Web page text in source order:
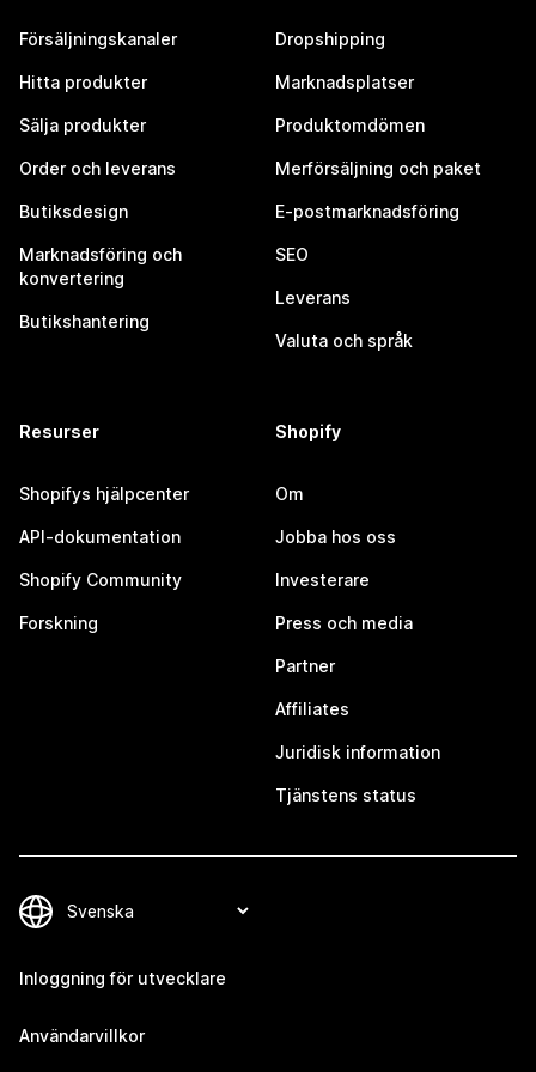
Försäljningskanaler
Hitta produkter
Sälja produkter
Order och leverans
Butiksdesign
Marknadsföring och
konvertering
Butikshantering
Dropshipping
Marknadsplatser
Produktomdömen
Merförsäljning och paket
E-postmarknadsföring
SEO
Leverans
Valuta och språk
Resurser
Shopifys hjälpcenter
API-dokumentation
Shopify Community
Forskning
Shopify
Om
Jobba hos oss
Investerare
Press och media
Partner
Affiliates
Juridisk information
Tjänstens status
Inloggning för utvecklare
Användarvillkor